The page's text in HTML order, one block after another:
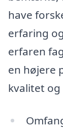
have
erfaring
erfaren
en højere
kvalitet